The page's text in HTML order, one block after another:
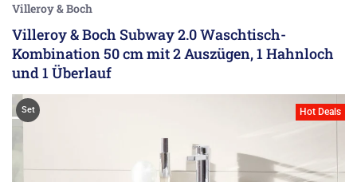
Villeroy & Boch
Villeroy & Boch Subway 2.0 Waschtisch-
Kombination 50 cm mit 2 Auszügen, 1 Hahnloch
und 1 Überlauf
Set Hot Deals